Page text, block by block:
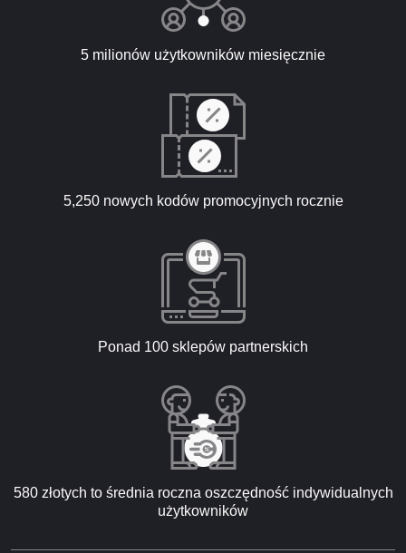
5 milionów użytkowników miesięcznie
5,250 nowych kodów promocyjnych rocznie
Ponad 100 sklepów partnerskich
580 złotych to średnia roczna oszczędność indywidualnych
użytkowników